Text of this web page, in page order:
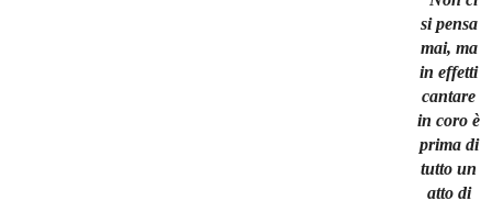
si pensa
mai, ma
in effetti
cantare
in coro è
prima di
tutto un
atto di